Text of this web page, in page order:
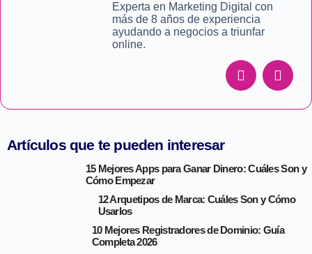
Experta en Marketing Digital con
más de 8 años de experiencia
ayudando a negocios a triunfar
online.
Artículos que te pueden interesar
15 Mejores Apps para Ganar Dinero: Cuáles Son y
Cómo Empezar
12 Arquetipos de Marca: Cuáles Son y Cómo
Usarlos
10 Mejores Registradores de Dominio: Guía
Completa 2026